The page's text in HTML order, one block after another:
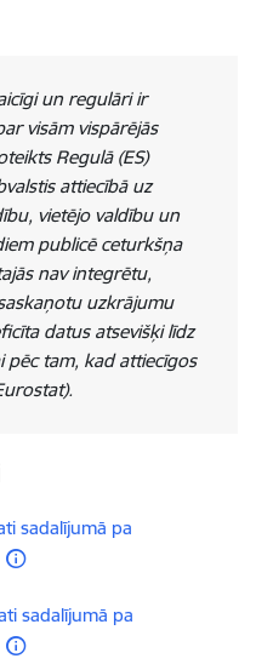
un regulāri ir
visām vispārējās
Regulā (ES)
attiecībā uz
vietējo valdību un
publicē ceturkšņa
nav integrētu,
uzkrājumu
datus atsevišķi līdz
pēc tam, kad attiecīgos
sadalījumā pa
sadalījumā pa